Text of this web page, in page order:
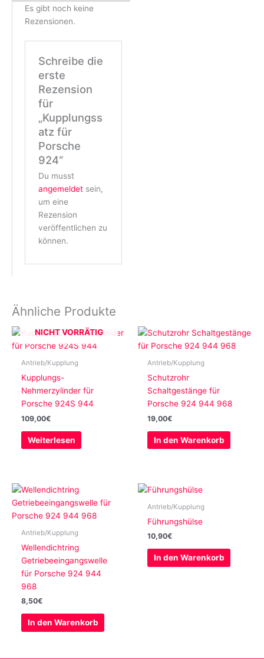
Es gibt noch keine
Rezensionen.
Schreibe die
erste
Rezension
für
„Kupplungss
atz für
Porsche
924“
Du musst
angemeldet sein,
um eine
Rezension
veröffentlichen zu
können.
Ähnliche Produkte
NICHT VORRÄTIG
Antrieb/Kupplung
Kupplungs-
Nehmerzylinder für
Porsche 924S 944
109,00€
Weiterlesen
Antrieb/Kupplung
Schutzrohr
Schaltgestänge für
Porsche 924 944 968
19,00€
In den Warenkorb
Antrieb/Kupplung
Wellendichtring
Getriebeeingangswelle
für Porsche 924 944
968
8,50€
In den Warenkorb
Antrieb/Kupplung
Führungshülse
10,90€
In den Warenkorb